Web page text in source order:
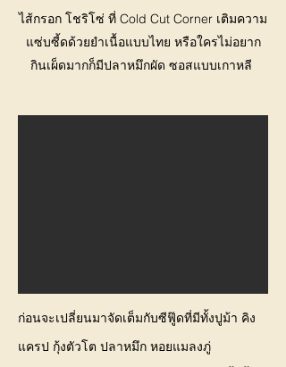
ไส้กรอก โชริโซ่ ที่ Cold Cut Corner เติมความ
แซ่บซี้ดด้วยยำเนื้อแบบไทย หรือใครไม่อยาก
กินเผ็ดมากก็มีปลาหมึกผัด ซอสแบบเกาหลี
ก่อนจะเปลี่ยนมาจัดเต็มกับซีฟู๊ดที่มีทั้งปูม้า คิง
แครป กุ้งตัวโต ปลาหมึก หอยแมลงภู่